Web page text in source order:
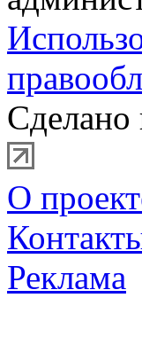
Сделано
О
Реклама